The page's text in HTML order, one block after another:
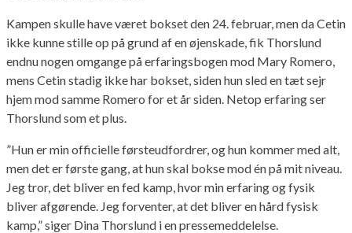
Kampen skulle have været bokset den 24. februar, men da Cetin
ikke kunne stille op på grund af en øjenskade, fik Thorslund
endnu nogen omgange på erfaringsbogen mod Mary Romero,
mens Cetin stadig ikke har bokset, siden hun sled en tæt sejr
hjem mod samme Romero for et år siden. Netop erfaring ser
Thorslund som et plus.
”Hun er min officielle førsteudfordrer, og hun kommer med alt,
men det er første gang, at hun skal bokse mod én på mit niveau.
Jeg tror, det bliver en fed kamp, hvor min erfaring og fysik
bliver afgørende. Jeg forventer, at det bliver en hård fysisk
kamp,” siger Dina Thorslund i en pressemeddelelse.